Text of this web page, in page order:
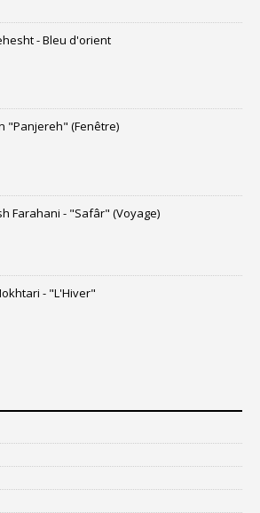
- Bleu d'orient
"Panjereh" (Fenêtre)
Farahani - "Safâr" (Voyage)
- "L'Hiver"